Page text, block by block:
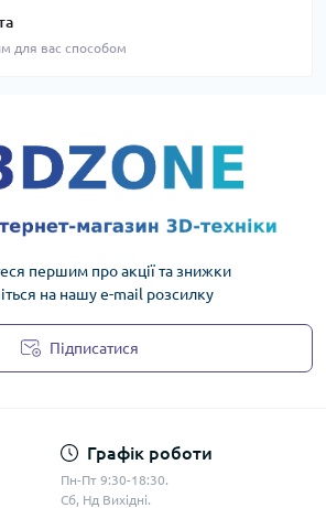
для вас способом
першим про акції та знижки
на нашу e-mail розсилку
Підписатися
Графік роботи
Пн-Пт 9:30-18:30.
Сб, Нд Вихідні.